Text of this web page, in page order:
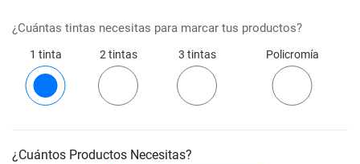
¿Cuántas tintas necesitas para marcar tus productos?
1 tinta 2 tintas 3 tintas Policromía
¿Cuántos Productos Necesitas?